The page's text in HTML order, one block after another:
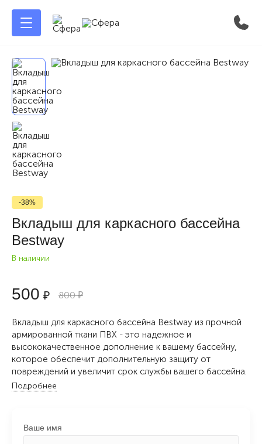
-38%
Вкладыш для каркасного бассейна
Bestway
В наличии
500 ₽ 800₽
Вкладыш для каркасного бассейна Bestway из прочной
армированной ткани ПВХ - это надежное и
высококачественное дополнение к вашему бассейну,
которое обеспечит дополнительную защиту от
повреждений и увеличит срок службы вашего бассейна.
Подробнее
Ваше имя